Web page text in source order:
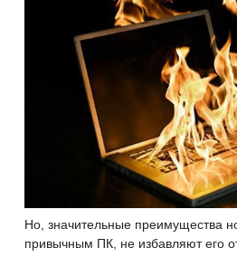
Но, значительные преимущества
привычным ПК, не избавляют его